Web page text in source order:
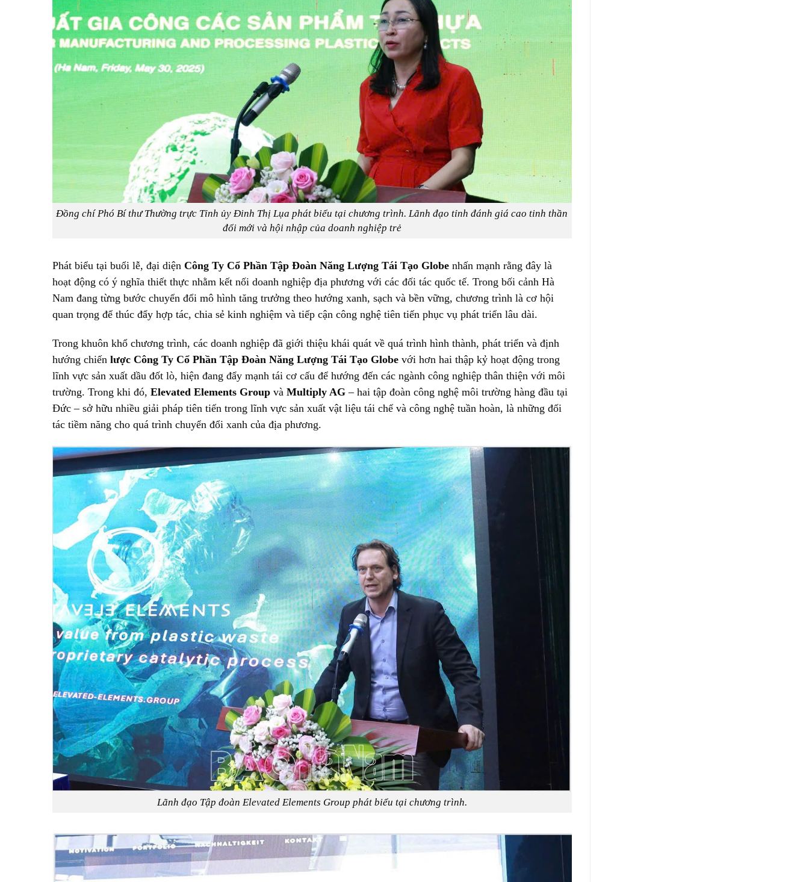
Đồng chí Phó Bí thư Thường trực Tỉnh ủy Đinh Thị Lụa phát biểu tại chương trình. Lãnh đạo tỉnh đánh giá cao tinh thần
đổi mới và hội nhập của doanh nghiệp trẻ
Phát biểu tại buổi lễ, đại diện Công Ty Cổ Phần Tập Đoàn Năng Lượng Tái Tạo Globe nhấn mạnh rằng đây là
hoạt động có ý nghĩa thiết thực nhằm kết nối doanh nghiệp địa phương với các đối tác quốc tế. Trong bối cảnh Hà
Nam đang từng bước chuyển đổi mô hình tăng trưởng theo hướng xanh, sạch và bền vững, chương trình là cơ hội
quan trọng để thúc đẩy hợp tác, chia sẻ kinh nghiệm và tiếp cận công nghệ tiên tiến phục vụ phát triển lâu dài.
Trong khuôn khổ chương trình, các doanh nghiệp đã giới thiệu khái quát về quá trình hình thành, phát triển và định
hướng chiến lược Công Ty Cổ Phần Tập Đoàn Năng Lượng Tái Tạo Globe với hơn hai thập kỷ hoạt động trong
lĩnh vực sản xuất dầu đốt lò, hiện đang đẩy mạnh tái cơ cấu để hướng đến các ngành công nghiệp thân thiện với môi
trường. Trong khi đó, Elevated Elements Group và Multiply AG – hai tập đoàn công nghệ môi trường hàng đầu tại
Đức – sở hữu nhiều giải pháp tiên tiến trong lĩnh vực sản xuất vật liệu tái chế và công nghệ tuần hoàn, là những đối
tác tiềm năng cho quá trình chuyển đổi xanh của địa phương.
Lãnh đạo Tập đoàn Elevated Elements Group phát biểu tại chương trình.